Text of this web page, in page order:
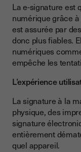
La e-signature est
numérique grâce
est assurée par
donc plus fiables.
numériques
empêche les
L’expérience
La signature à la
physique, des
signature
entièrement
quel appareil.